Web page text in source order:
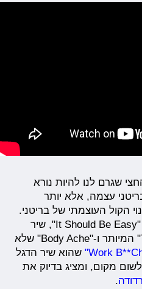
שגרם לנו להיות נורא
עצמה, אלא יותר
הקול העוצמתי של בריטני.
בין השירים הפחות טובים הם "It Should Be Easy", שיר
מסיבות בינוני, "Tik Tik Boom" המיותר ו-"Body Ache" שלא
שהוא שיר הדגל
מקום, ומציג בדיוק את
.